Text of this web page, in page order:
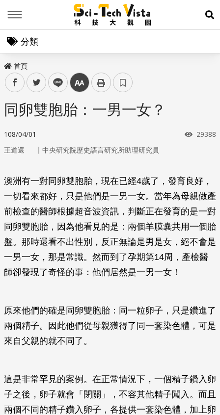
展
分類
首頁
facebooktwitter line 中
同卵雙胞胎：一男一女？
108/04/01 瀏覽次
29388
王道還 ｜ 中央研究院歷史語言研究所助理研究員
澳洲有一對同卵雙胞胎，現在已經4歲了，發育良好，
一切看來都好，只是他們是一男一女。當年為母親做產
前檢查的醫師根據超音波資訊，判斷正在發育的是一對
同卵雙胞胎，因為他看見的是：兩個羊膜囊共用一個胎
盤。那時還看不出性別，反正無論是男是女，絕不會是
一男一女，那是常識。然而到了孕期第14周，產檢醫
師卻發現了奇怪的事：他們居然是一男一女！
原來他們的確是同卵雙胞胎：同一粒卵子，只是鑽進了
兩個精子。因此他們從母親獲得了同一套染色體，可是
來自父親的就不同了。
這是非常罕見的案例。在正常情況下，一個精子鑽入卵
子之後，卵子就會「閉關」，不容其他精子闖入。而且
兩個不同的精子鑽入卵子，各提供一套染色體，加上卵